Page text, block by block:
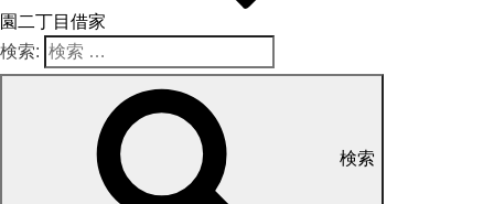
園二丁目借家
検索:
検索